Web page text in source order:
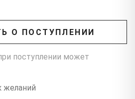
О ПОСТУПЛЕНИИ
поступлении может
желаний